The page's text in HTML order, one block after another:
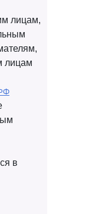
лицам,
лицам
в